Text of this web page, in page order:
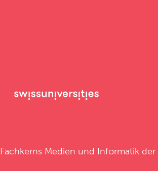
Fachkerns Medien und Informatik der